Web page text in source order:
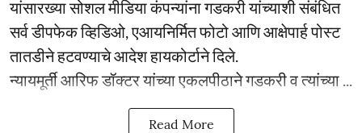
यांसारख्या सोशल मीडिया कंपन्यांना गडकरी यांच्याशी संबंधित
सर्व डीपफेक व्हिडिओ, एआयनिर्मित फोटो आणि आक्षेपार्ह पोस्ट
तातडीने हटवण्याचे आदेश हायकोर्टाने दिले.
न्यायमूर्ती आरिफ डॉक्टर यांच्या एकलपीठाने गडकरी व त्यांच्या ...
Read More